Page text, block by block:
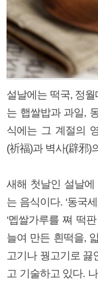
설날에는 떡국, 정
는 햅쌀밥과 과일,
식에는 그 계절의
(祈福)과 벽사(辟邪)
새해 첫날인 설날
는 음식이다. ‘동국
‘멥쌀가루를 쪄 떡
늘여 만든 흰떡을,
고기나 꿩고기로 끓
고 기술하고 있다.